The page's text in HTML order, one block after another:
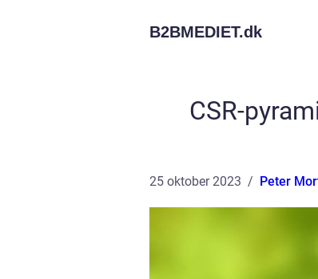
B2BMEDIET.dk
CSR-
25 oktober 2023 Peter